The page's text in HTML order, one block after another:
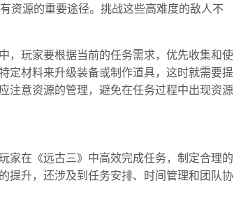
资源的重要途径。挑战这些高难度的敌人不
，玩家要根据当前的任务需求，优先收集和使
定材料来升级装备或制作道具，这时就需要提
注意资源的管理，避免在任务过程中出现资源
家在《远古三》中高效完成任务，制定合理的
提升，还涉及到任务安排、时间管理和团队协